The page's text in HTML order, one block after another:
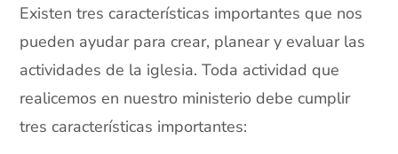
Existen tres características importantes que nos
pueden ayudar para crear, planear y evaluar las
actividades de la iglesia. Toda actividad que
realicemos en nuestro ministerio debe cumplir
tres características importantes: